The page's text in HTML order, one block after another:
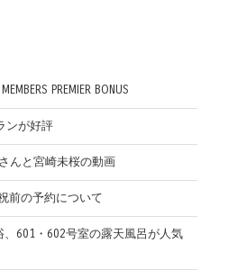
PREMIER BONUS
ンが好評
んと宮崎未桜の動画
前の予約について
601・602号室の露天風呂が人気